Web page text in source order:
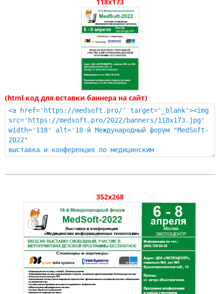
(html код для вставки баннера на сайт)
352x268